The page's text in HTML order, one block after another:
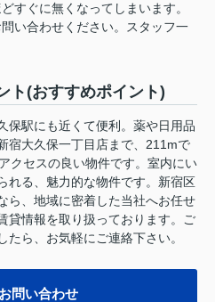
すぐに無くなってしまいます。
い合わせください。スタッフ一
ト(おすすめポイント)
保駅にも近くて便利。薬や日用品
宿大久保一丁目店まで、211mで
クセスの良い物件です。室内にい
れる、魅力的な物件です。新宿区
ら、地域に密着した当社へお任せ
貸情報を取り扱っております。ご
ら、お気軽にご連絡下さい。
お問い合わせ